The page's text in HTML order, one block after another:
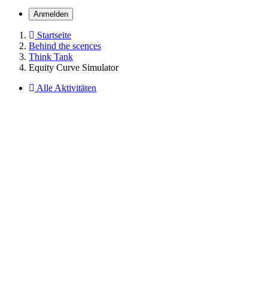
Anmelden
Startseite
Behind the scences
Think Tank
Equity Curve Simulator
Alle Aktivitäten